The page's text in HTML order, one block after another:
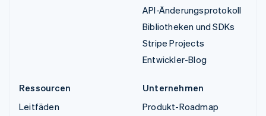
API-Änderungsprotokoll
Bibliotheken und SDKs
Stripe Projects
Entwickler-Blog
Ressourcen
Leitfäden
Unternehmen
Produkt-Roadmap